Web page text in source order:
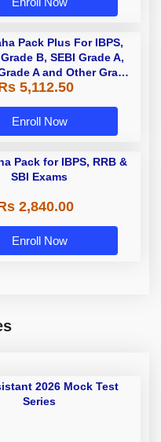
Pack Plus For IBPS,
B, SEBI Grade A,
A and Other Grade
B Bank Exams
5,112.50
Enroll Now
Pack for IBPS, RRB &
SBI Exams
2,840.00
Enroll Now
2026 Mock Test
Series